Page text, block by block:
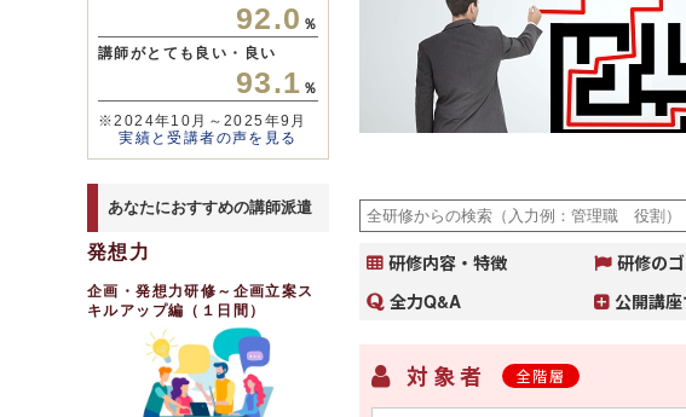
研修内容・特徴
研修の
全力Q&A
公開講
対象者 全階層
92.0 ％
講師がとても良い・良い
93.1 ％
※2024年10月～2025年9月
実績と受講者の声を見る
あなたにおすすめの講師派遣
発想力
企画・発想力研修～企画立案ス
キルアップ編（１日間）